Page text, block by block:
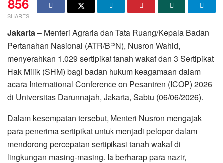
SHARES
Jakarta– Menteri Agraria dan Tata Ruang/Kepala Badan
Pertanahan Nasional (ATR/BPN), Nusron Wahid,
menyerahkan 1.029 sertipikat tanah wakaf dan 3 Sertipikat
Hak Milik (SHM) bagi badan hukum keagamaan dalam
acara International Conference on Pesantren (ICOP) 2026
di Universitas Darunnajah, Jakarta, Sabtu (06/06/2026).
Dalam kesempatan tersebut, Menteri Nusron mengajak
para penerima sertipikat untuk menjadi pelopor dalam
mendorong percepatan sertipikasi tanah wakaf di
lingkungan masing-masing. Ia berharap para nazir,